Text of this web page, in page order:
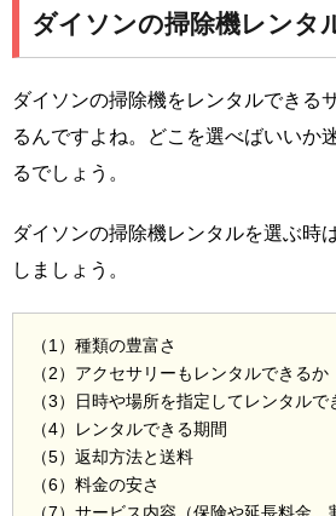
ダイソンの掃除機レンタ
ダイソンの掃除機をレンタルできる
るんですよね。どこを選べばいいか
るでしょう。
ダイソンの掃除機レンタルを選ぶ時
しましょう。
（1）種類の豊富さ
（2）アクセサリーもレンタルできるか
（3）日時や場所を指定してレンタルで
（4）レンタルできる期間
（5）返却方法と送料
（6）料金の安さ